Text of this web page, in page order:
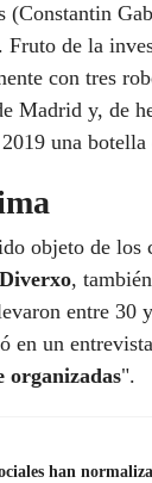
(Constantin
de la
con tres
Madrid y, de
una
objeto de los
Diverxo,
entre 30
en un
organizadas".
han